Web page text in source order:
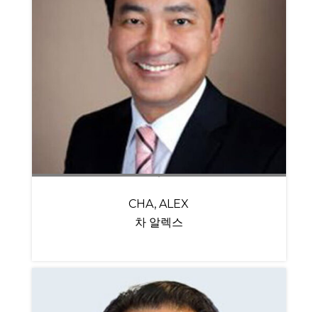
CHA, ALEX
차 알렉스